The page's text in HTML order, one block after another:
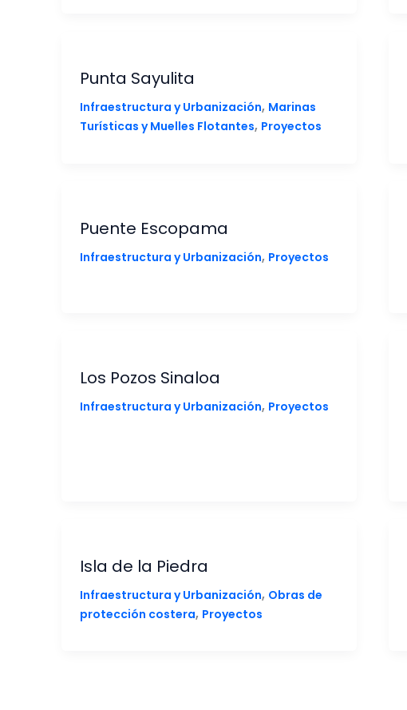
Punta Sayulita
Infraestructura y Urbanización, Marinas
Turísticas y Muelles Flotantes, Proyectos
Puente Escopama
Infraestructura y Urbanización, Proyectos
Los Pozos Sinaloa
Infraestructura y Urbanización, Proyectos
Isla de la Piedra
Infraestructura y Urbanización, Obras de
protección costera, Proyectos